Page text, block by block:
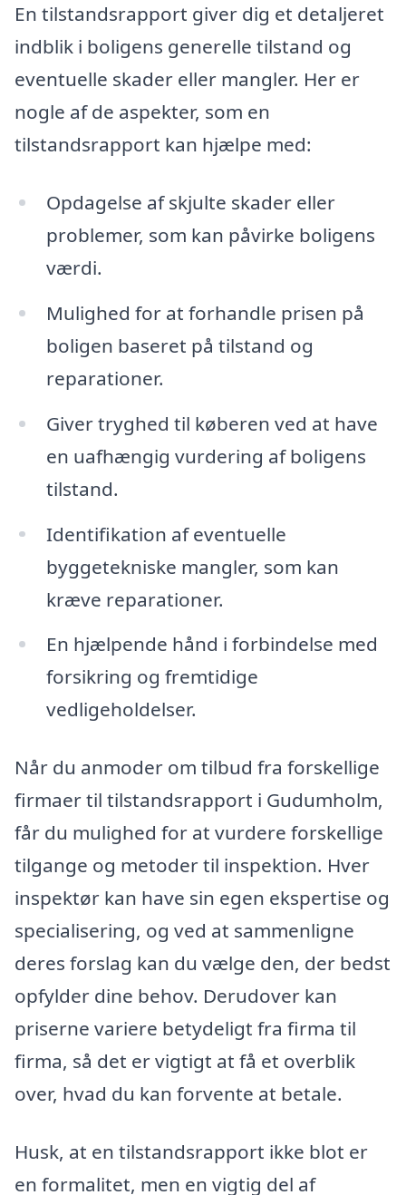
En tilstandsrapport giver dig et detaljeret
indblik i boligens generelle tilstand og
eventuelle skader eller mangler. Her er
nogle af de aspekter, som en
tilstandsrapport kan hjælpe med:
Opdagelse af skjulte skader eller
problemer, som kan påvirke boligens
værdi.
Mulighed for at forhandle prisen på
boligen baseret på tilstand og
reparationer.
Giver tryghed til køberen ved at have
en uafhængig vurdering af boligens
tilstand.
Identifikation af eventuelle
byggetekniske mangler, som kan
kræve reparationer.
En hjælpende hånd i forbindelse med
forsikring og fremtidige
vedligeholdelser.
Når du anmoder om tilbud fra forskellige
firmaer til tilstandsrapport i Gudumholm,
får du mulighed for at vurdere forskellige
tilgange og metoder til inspektion. Hver
inspektør kan have sin egen ekspertise og
specialisering, og ved at sammenligne
deres forslag kan du vælge den, der bedst
opfylder dine behov. Derudover kan
priserne variere betydeligt fra firma til
firma, så det er vigtigt at få et overblik
over, hvad du kan forvente at betale.
Husk, at en tilstandsrapport ikke blot er
en formalitet, men en vigtig del af